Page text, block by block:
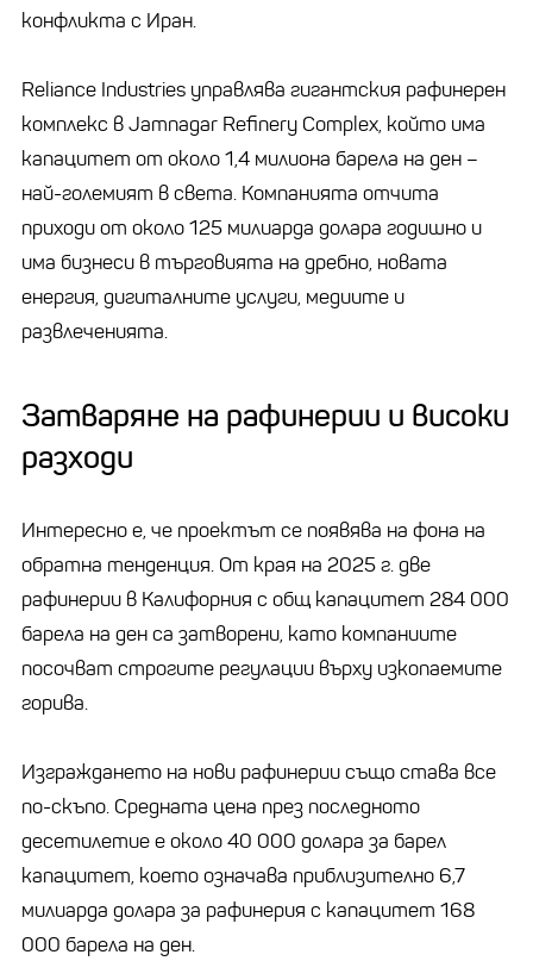
конфликта с Иран.
Reliance Industries управлява гигантския рафинерен
комплекс в Jamnagar Refinery Complex, който има
капацитет от около 1,4 милиона барела на ден –
най-големият в света. Компанията отчита
приходи от около 125 милиарда долара годишно и
има бизнеси в търговията на дребно, новата
енергия, дигиталните услуги, медиите и
развлеченията.
Затваряне на рафинерии и високи
разходи
Интересно е, че проектът се появява на фона на
обратна тенденция. От края на 2025 г. две
рафинерии в Калифорния с общ капацитет 284 000
барела на ден са затворени, като компаниите
посочват строгите регулации върху изкопаемите
горива.
Изграждането на нови рафинерии също става все
по-скъпо. Средната цена през последното
десетилетие е около 40 000 долара за барел
капацитет, което означава приблизително 6,7
милиарда долара за рафинерия с капацитет 168
000 барела на ден.